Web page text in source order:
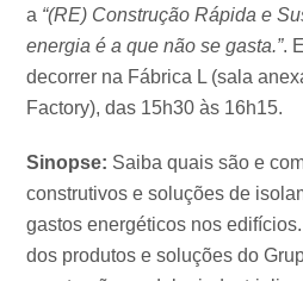
a “(RE) Construção Rápida e
energia é a que não se gasta.”.
decorrer na Fábrica L (sala
Factory), das 15h30 às 16h15.
Sinopse: Saiba quais são e
construtivos e soluções de
gastos energéticos nos
dos produtos e soluções do